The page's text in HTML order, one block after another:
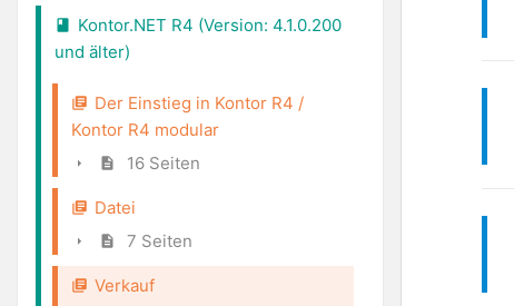
Kontor.NET R4 (Version: 4.1.0.200
und älter)
Der Einstieg in Kontor R4 /
Kontor R4 modular
16 Seiten
Datei
7 Seiten
Verkauf